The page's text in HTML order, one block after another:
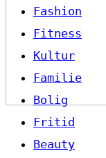
Fashion
Fitness
Kultur
Familie
Bolig
Fritid
Beauty